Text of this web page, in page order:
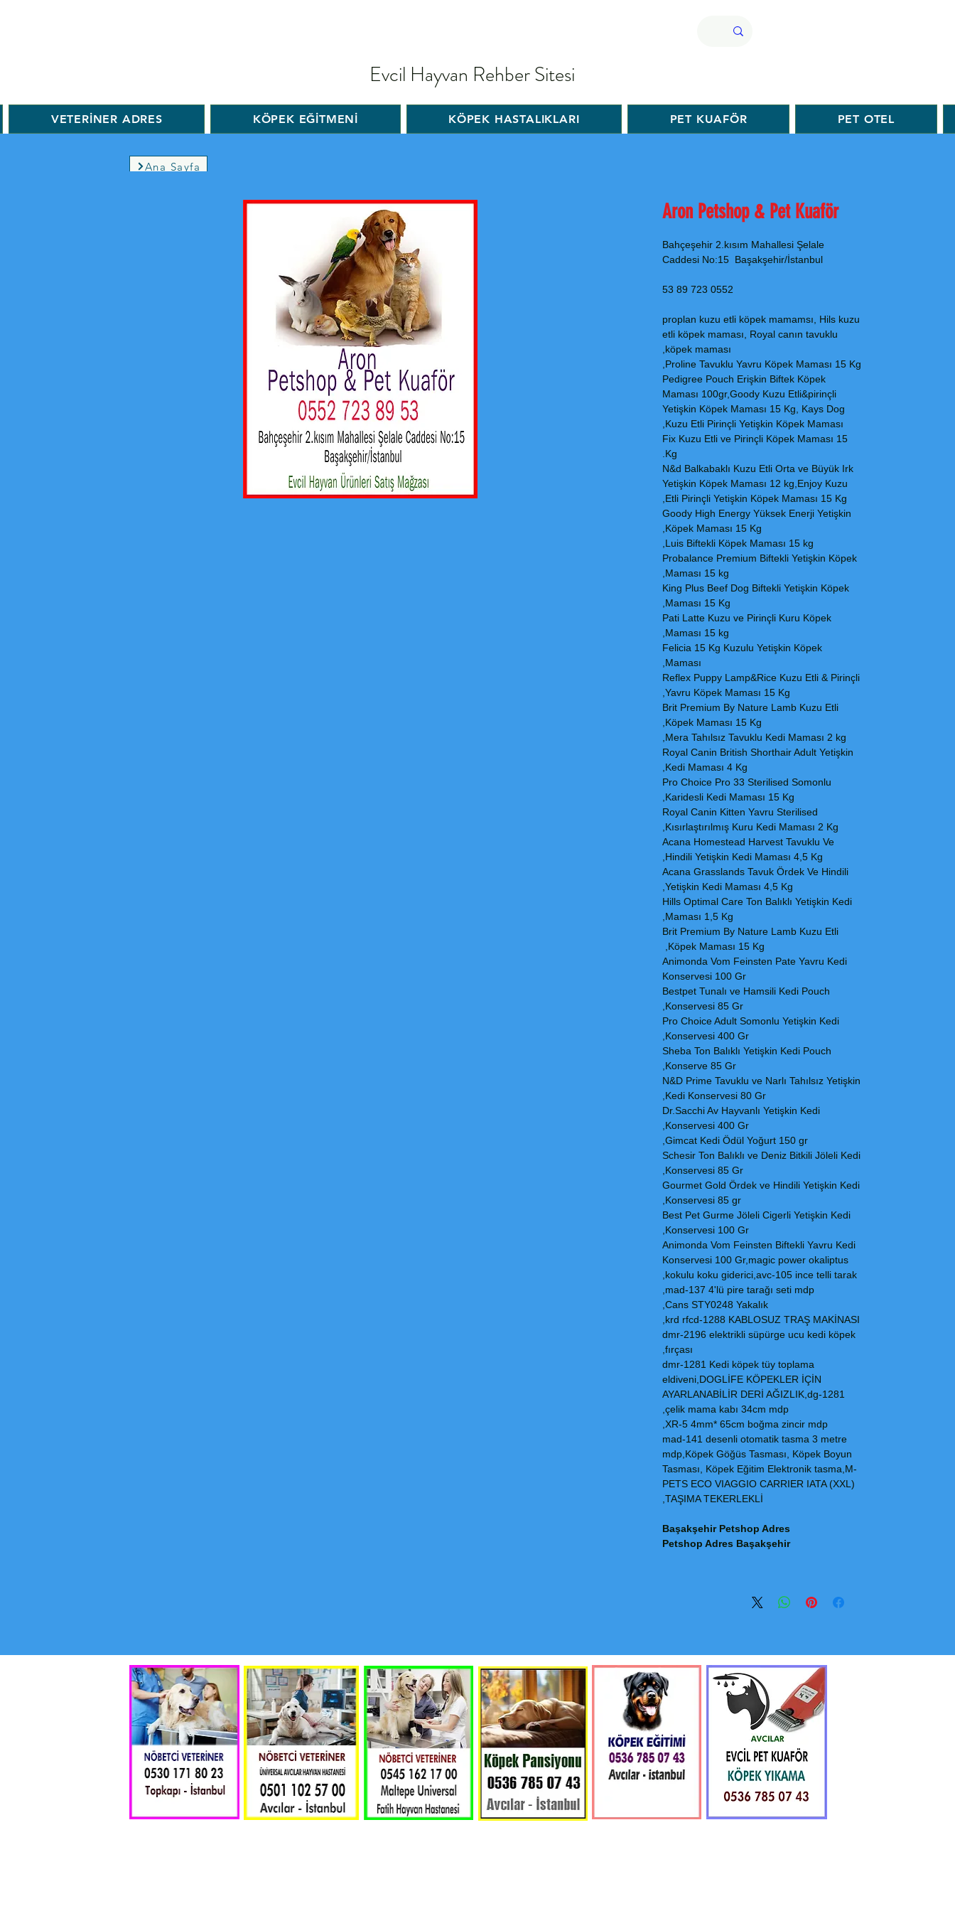
Evcil Hayvan Rehber Sitesi
VETERİNER ADRES KÖPEK EĞİTMENİ KÖPEK HASTALIKLARI PET KUAFÖR PET OTEL
Ana Sayfa
Aron Petshop & Pet Kuaför
Bahçeşehir 2.kısım Mahallesi Şelale
Caddesi No:15 Başakşehir/İstanbul
0552 723 89 53
proplan kuzu etli köpek mamamsı, Hils kuzu
etli köpek maması, Royal canın tavuklu
köpek maması,
Proline Tavuklu Yavru Köpek Maması 15 Kg,
Pedigree Pouch Erişkin Biftek Köpek
Maması 100gr,Goody Kuzu Etli&pirinçli
Yetişkin Köpek Maması 15 Kg, Kays Dog
Kuzu Etli Pirinçli Yetişkin Köpek Maması,
Fix Kuzu Etli ve Pirinçli Köpek Maması 15
Kg.
N&d Balkabaklı Kuzu Etli Orta ve Büyük Irk
Yetişkin Köpek Maması 12 kg,Enjoy Kuzu
Etli Pirinçli Yetişkin Köpek Maması 15 Kg,
Goody High Energy Yüksek Enerji Yetişkin
Köpek Maması 15 Kg,
Luis Biftekli Köpek Maması 15 kg,
Probalance Premium Biftekli Yetişkin Köpek
Maması 15 kg,
King Plus Beef Dog Biftekli Yetişkin Köpek
Maması 15 Kg,
Pati Latte Kuzu ve Pirinçli Kuru Köpek
Maması 15 kg,
Felicia 15 Kg Kuzulu Yetişkin Köpek
Maması,
Reflex Puppy Lamp&Rice Kuzu Etli & Pirinçli
Yavru Köpek Maması 15 Kg,
Brit Premium By Nature Lamb Kuzu Etli
Köpek Maması 15 Kg,
Mera Tahılsız Tavuklu Kedi Maması 2 kg,
Royal Canin British Shorthair Adult Yetişkin
Kedi Maması 4 Kg,
Pro Choice Pro 33 Sterilised Somonlu
Karidesli Kedi Maması 15 Kg,
Royal Canin Kitten Yavru Sterilised
Kısırlaştırılmış Kuru Kedi Maması 2 Kg,
Acana Homestead Harvest Tavuklu Ve
Hindili Yetişkin Kedi Maması 4,5 Kg,
Acana Grasslands Tavuk Ördek Ve Hindili
Yetişkin Kedi Maması 4,5 Kg,
Hills Optimal Care Ton Balıklı Yetişkin Kedi
Maması 1,5 Kg,
Brit Premium By Nature Lamb Kuzu Etli
Köpek Maması 15 Kg,
Animonda Vom Feinsten Pate Yavru Kedi
Konservesi 100 Gr
Bestpet Tunalı ve Hamsili Kedi Pouch
Konservesi 85 Gr,
Pro Choice Adult Somonlu Yetişkin Kedi
Konservesi 400 Gr,
Sheba Ton Balıklı Yetişkin Kedi Pouch
Konserve 85 Gr,
N&D Prime Tavuklu ve Narlı Tahılsız Yetişkin
Kedi Konservesi 80 Gr,
Dr.Sacchi Av Hayvanlı Yetişkin Kedi
Konservesi 400 Gr,
Gimcat Kedi Ödül Yoğurt 150 gr,
Schesir Ton Balıklı ve Deniz Bitkili Jöleli Kedi
Konservesi 85 Gr,
Gourmet Gold Ördek ve Hindili Yetişkin Kedi
Konservesi 85 gr,
Best Pet Gurme Jöleli Cigerli Yetişkin Kedi
Konservesi 100 Gr,
Animonda Vom Feinsten Biftekli Yavru Kedi
Konservesi 100 Gr,magic power okaliptus
kokulu koku giderici,avc-105 ince telli tarak,
mad-137 4'lü pire tarağı seti mdp,
Cans STY0248 Yakalık,
krd rfcd-1288 KABLOSUZ TRAŞ MAKİNASI,
dmr-2196 elektrikli süpürge ucu kedi köpek
fırçası,
dmr-1281 Kedi köpek tüy toplama
eldiveni,DOGLİFE KÖPEKLER İÇİN
AYARLANABİLİR DERİ AĞIZLIK,dg-1281
çelik mama kabı 34cm mdp,
XR-5 4mm* 65cm boğma zincir mdp,
mad-141 desenli otomatik tasma 3 metre
mdp,Köpek Göğüs Tasması, Köpek Boyun
Tasması, Köpek Eğitim Elektronik tasma,M-
PETS ECO VIAGGIO CARRIER IATA (XXL)
TAŞIMA TEKERLEKLİ,
Başakşehir Petshop Adres
Petshop Adres Başakşehir